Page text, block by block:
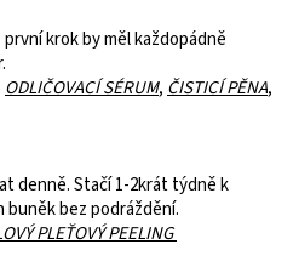
krok by měl každopádně
ODLIČOVACÍ SÉRUM, ČISTICÍ PĚNA,
denně. Stačí 1-2krát týdně k
bez podráždění.
PLEŤOVÝ PEELING